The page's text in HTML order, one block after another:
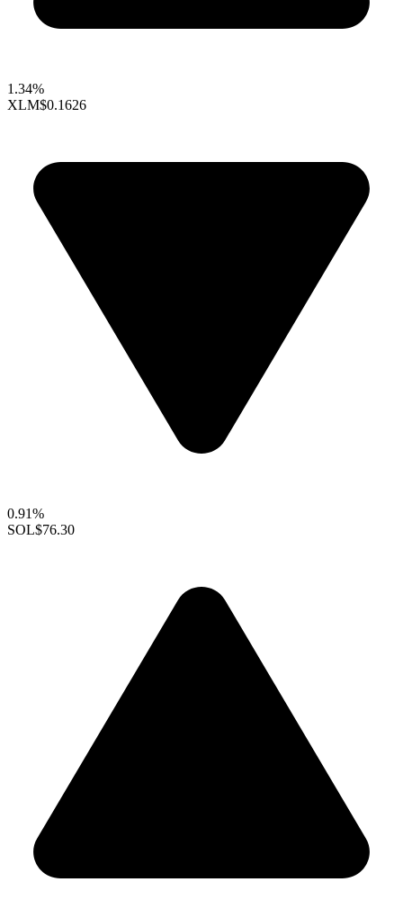
1.34%
XLM$0.1626
0.91%
SOL$76.30